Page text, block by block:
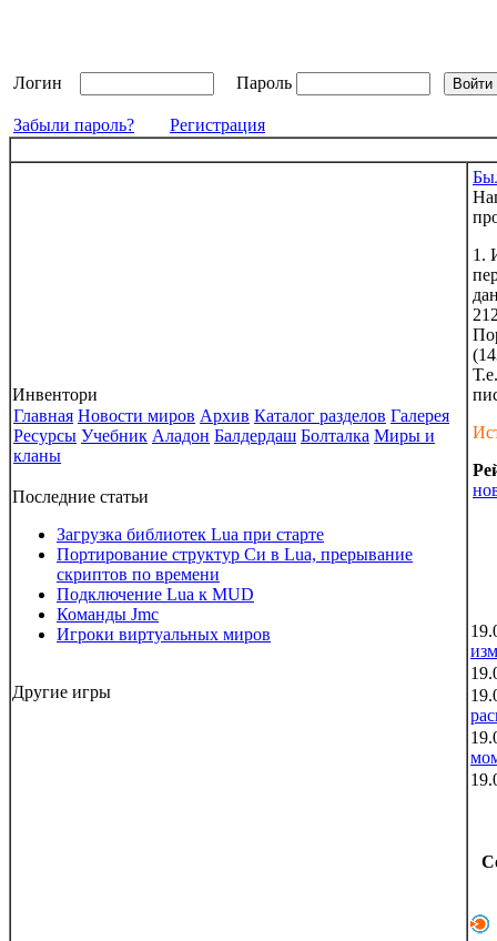
Логин Пароль
Забыли пароль? Регистрация
Инвентори
Главная Новости миров Архив Каталог разделов Галерея
Ресурсы Учебник Аладон Балдердаш Болталка Миры и
кланы
Последние статьи
Загрузка библиотек Lua при старте
Портирование структур Си в Lua, прерывание
скриптов по времени
Подключение Lua к MUD
Команды Jmc
Игроки виртуальных миров
Другие игры
1.